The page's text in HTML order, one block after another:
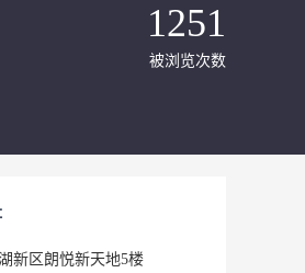
1251
被浏览次数
新区朗悦新天地5楼